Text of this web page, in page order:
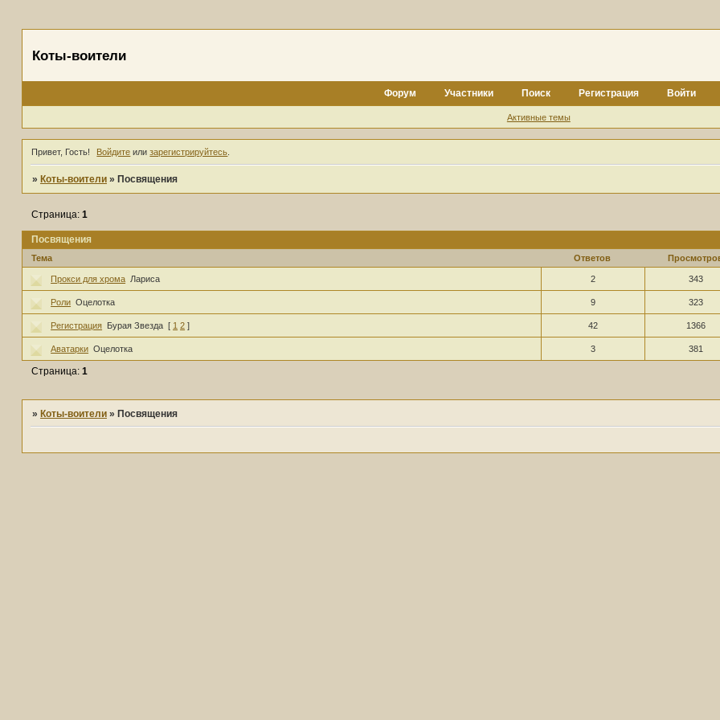
Коты-воители
Форум Участники Поиск Регистрация Войти
Активные темы
Привет, Гость! Войдите илизарегистрируйтесь
» Коты-воители » Посвящения
Посвящения
Страница: 1
Тема Ответов
Прокси для хрома Лариса 2 343
Роли Оцелотка 9 323
Регистрация Бурая Звезда [ 1 2 ] 42 1366
Аватарки Оцелотка 3 381
Страница: 1
» Коты-воители » Посвящения